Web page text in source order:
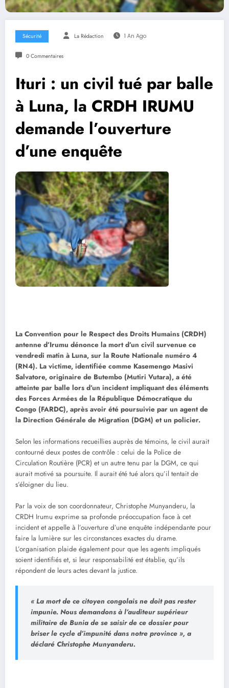
Sécurité La Rédaction 1 An Ago
0 Commentaires
Ituri : un civil tué par balle
à Luna, la CRDH IRUMU
demande l’ouverture
d’une enquête
La Convention pour le Respect des Droits Humains (CRDH)
antenne d’Irumu dénonce la mort d’un civil survenue ce
vendredi matin à Luna, sur la Route Nationale numéro 4
(RN4). La victime, identifiée comme Kasemengo Masivi
Salvatore, originaire de Butembo (Mutiri Vutara), a été
atteinte par balle lors d’un incident impliquant des éléments
des Forces Armées de la République Démocratique du
Congo (FARDC), après avoir été poursuivie par un agent de
la Direction Générale de Migration (DGM) et un policier.
Selon les informations recueillies auprès de témoins, le civil aurait
contourné deux postes de contrôle : celui de la Police de
Circulation Routière (PCR) et un autre tenu par la DGM, ce qui
aurait motivé sa poursuite. Il aurait été tué alors qu’il tentait de
s’éloigner du lieu.
Par la voix de son coordonnateur, Christophe Munyanderu, la
CRDH Irumu exprime sa profonde préoccupation face à cet
incident et appelle à l’ouverture d’une enquête indépendante pour
faire la lumière sur les circonstances exactes du drame.
L’organisation plaide également pour que les agents impliqués
soient identifiés et, si leur responsabilité est établie, qu’ils
répondent de leurs actes devant la justice.
« La mort de ce citoyen congolais ne doit pas rester
impunie. Nous demandons à l’auditeur supérieur
militaire de Bunia de se saisir de ce dossier pour
briser le cycle d’impunité dans notre province », a
déclaré Christophe Munyanderu.